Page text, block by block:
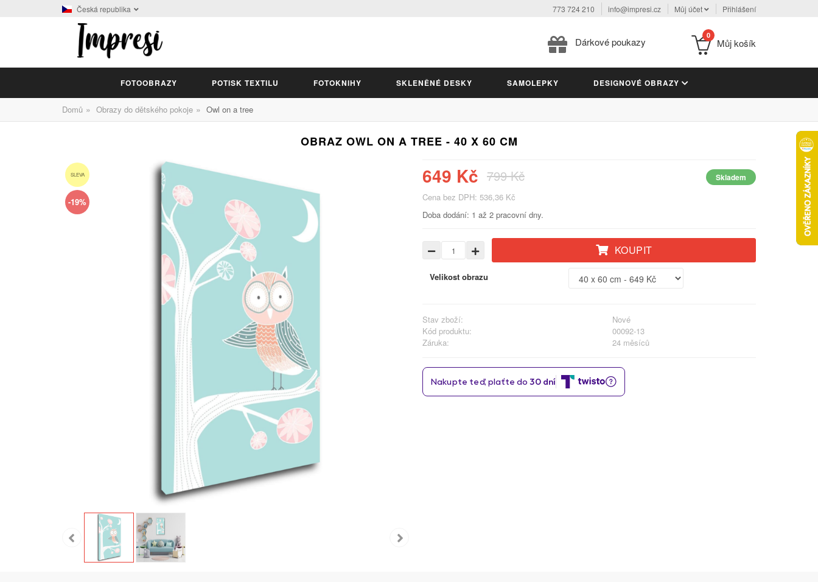
Česká republika 773 724 210 info@impresi.cz Můj účet Přihlášení
Dárkové poukazy
0
Můj košík
FOTOOBRAZY POTISK TEXTILU FOTOKNIHY SKLENĚNÉ DESKY SAMOLEPKY DESIGNOVÉ OBRAZY
Domů » Obrazy do dětského pokoje » Owl on a tree
OBRAZ OWL ON A TREE - 40 X 60 CM
SLEVA
-19%
649 Kč 799 Kč Skladem
Cena bez DPH: 536,36 Kč
Doba dodání: 1 až 2 pracovní dny.
KOUPIT
Velikost obrazu
Stav zboží:
Nové
Kód produktu:
00092-13
Záruka:
24 měsíců